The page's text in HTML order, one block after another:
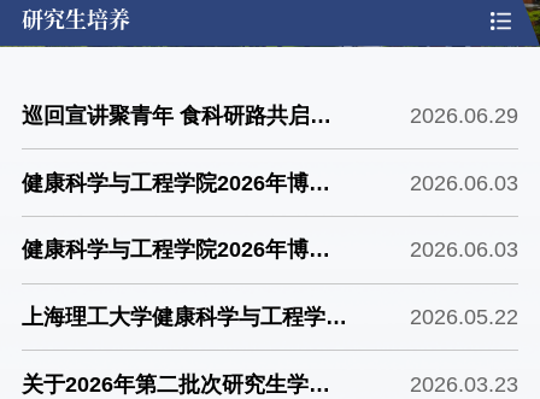
研究生培养
巡回宣讲聚青年 食科研路共启航
——健康科学与工程学院赴苏鲁豫
哈开展食品方向硕士招生巡回宣讲
2026.06.29
健康科学与工程学院2026年博士
研究生补报名招生考试安排及注意
事项
2026.06.03
健康科学与工程学院2026年博士
研究生补报名招生考试考生名单公
示
2026.06.03
上海理工大学健康科学与工程学院
2026年博士研究生补报名通知
2026.05.22
关于2026年第二批次研究生学位
2026.03.23